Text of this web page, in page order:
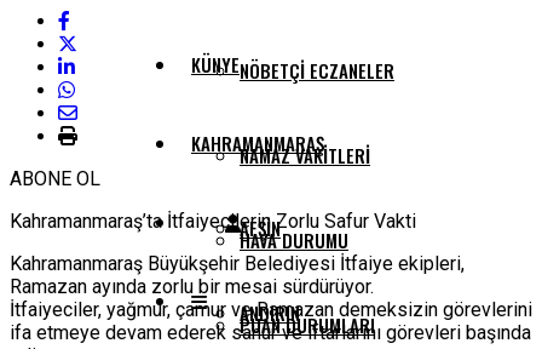
NÖBETÇI ECZANELER
NAMAZ VAKITLERI
HAVA DURUMU
PUAN DURUMLARI
KÜNYE
KAHRAMANMARAŞ
AFŞIN
ANDIRIN
ABONE OL
Kahramanmaraş’ta İtfaiyecilerin Zorlu Safur Vakti
Kahramanmaraş Büyükşehir Belediyesi İtfaiye ekipleri,
Ramazan ayında zorlu bir mesai sürdürüyor.
İtfaiyeciler, yağmur, çamur ve Ramazan demeksizin görevlerini
ifa etmeye devam ederek sahur ve iftarlarını görevleri başında